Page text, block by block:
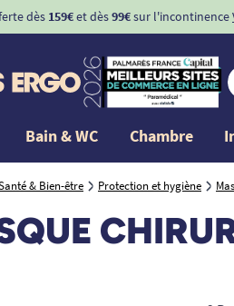
dès 159€et dès99€sur l'incontinence
Bain & WC Chambre
& Bien-être Protection et hygiène